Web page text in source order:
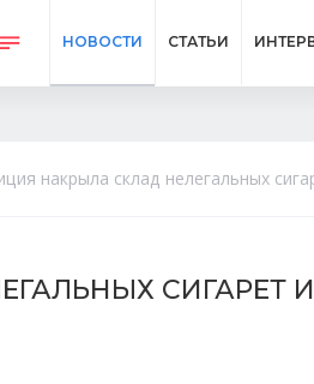
НОВОСТИ СТАТЬИ
накрыла склад нелегальных
СИГАРЕТ